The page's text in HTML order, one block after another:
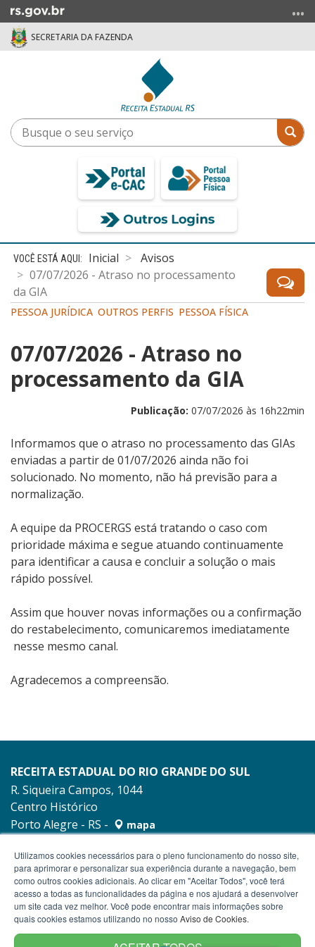
para
menu
SECRETARIA DA FAZENDA
Busque
o
Início
conteúdo
Inicial
Avisos
07/07/2026 - Atraso no processamento
da GIA
PESSOA JURÍDICA OUTROS PERFIS PESSOA FÍSICA
07/07/2026 - Atraso no
processamento da GIA
Publicação: 07/07/2026 às 16h22min
Informamos que o atraso no processamento das GIAs
enviadas a partir de 01/07/2026 ainda não foi
solucionado. No momento, não há previsão para a
normalização.
A equipe da PROCERGS está tratando o caso com
prioridade máxima e segue atuando continuamente
para identificar a causa e concluir a solução o mais
rápido possível.
Assim que houver novas informações ou a confirmação
do restabelecimento, comunicaremos imediatamente
nesse mesmo canal.
Agradecemos a compreensão.
RECEITA ESTADUAL DO RIO GRANDE DO SUL
R. Siqueira Campos, 1044
Centro Histórico
Porto Alegre - RS -
mapa
Utilizamos cookies necessários para o pleno funcionamento do nosso site,
para aprimorar e personalizar sua experiência durante a navegação, bem
como outros cookies adicionais. Ao clicar em "Aceitar Todos", você terá
acesso a todas as funcionalidades da página e nos ajudará a desenvolver
um site cada vez melhor. Você pode encontrar mais informações sobre
quais cookies estamos utilizando no nosso Aviso de Cookies.